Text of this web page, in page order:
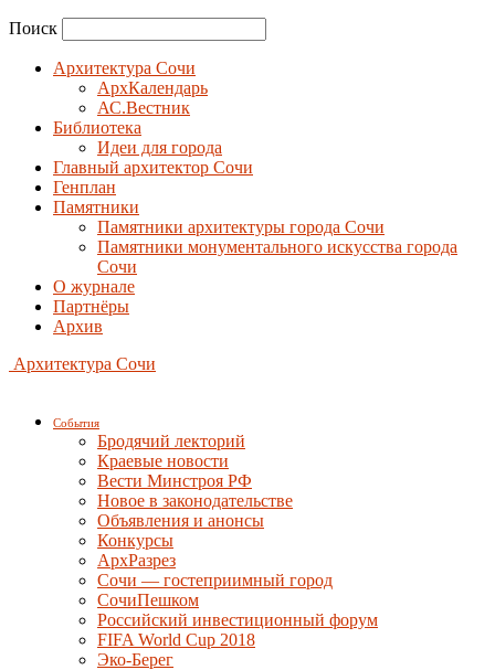
Поиск
Архитектура Сочи
АрхКалендарь
АС.Вестник
Библиотека
Идеи для города
Главный архитектор Сочи
Генплан
Памятники
Памятники архитектуры города Сочи
Памятники монументального искусства города
Сочи
О журнале
Партнёры
Архив
Архитектура Сочи
События
Бродячий лекторий
Краевые новости
Вести Минстроя РФ
Новое в законодательстве
Объявления и анонсы
Конкурсы
АрхРазрез
Сочи — гостеприимный город
СочиПешком
Российский инвестиционный форум
FIFA World Cup 2018
Эко-Берег